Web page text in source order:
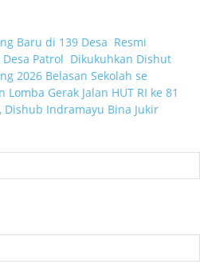
Baru di 139 Desa Resmi
Patrol Dikukuhkan Dishut
2026 Belasan Sekolah se
Gerak Jalan HUT RI ke 81
Indramayu Bina Jukir